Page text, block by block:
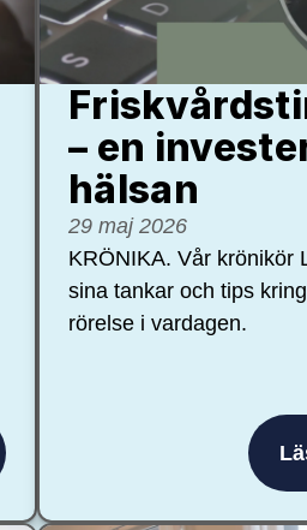
– en
hälsan
29 maj 2026
KRÖNIKA. Vår krönikör
sina tankar och tips
rörelse i vardagen.